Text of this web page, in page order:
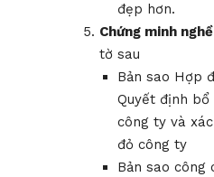
đẹp hơn.
Chứng minh
tờ sau
Bản sao Hợp
Quyết định bổ
công ty và
đỏ công ty
Bản sao công